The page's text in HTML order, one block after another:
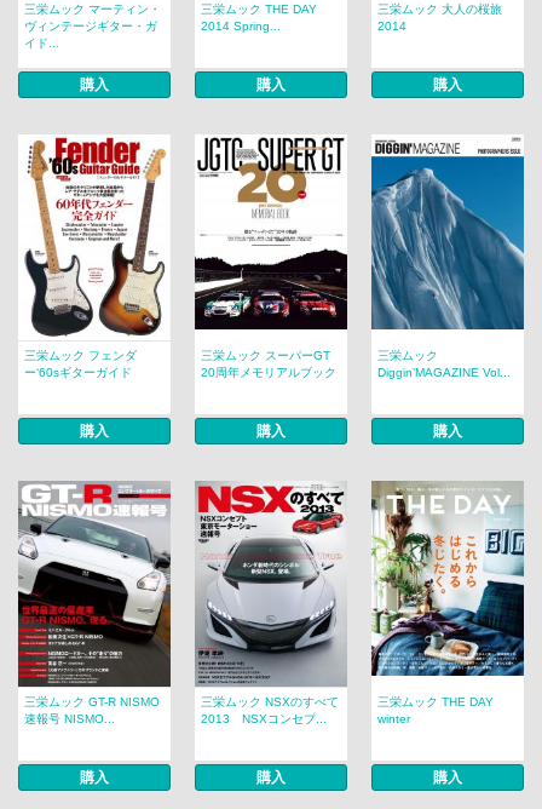
三栄ムック マーティン・
ヴィンテージギター・ガ
イド...
購入
三栄ムック THE DAY
2014 Spring...
購入
三栄ムック 大人の桜旅
2014
購入
三栄ムック フェンダ
ー‘60sギターガイド
購入
三栄ムック スーパーGT
20周年メモリアルブック
購入
三栄ムック
Diggin’MAGAZINE Vol...
購入
三栄ムック GT-R NISMO
速報号 NISMO...
購入
三栄ムック NSXのすべて
2013 NSXコンセプ...
購入
三栄ムック THE DAY
winter
購入